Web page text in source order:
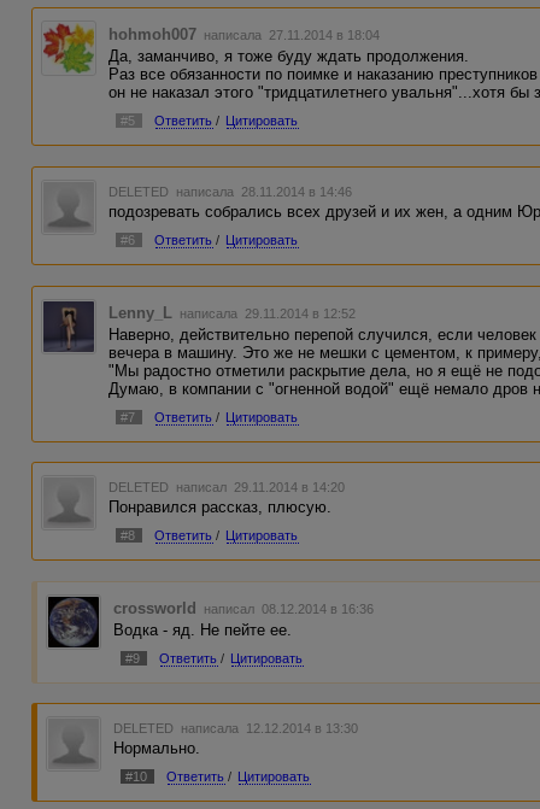
hohmoh007 написала 27.11.2014 в 18:04
Да, заманчиво, я тоже буду ждать продолжения.
Раз все обязанности по поимке и наказанию
он не наказал этого "тридцатилетнего увальня"...хотя бы
#5 Ответить / Цитировать
DELETED написала 28.11.2014 в 14:46
подозревать собрались всех друзей и их жен, а одним
#6 Ответить / Цитировать
Lenny_L написала 29.11.2014 в 12:52
Наверно, действительно перепой случился, если
вечера в машину. Это же не мешки с цементом, к
"Мы радостно отметили раскрытие дела, но я ещё не
Думаю, в компании с "огненной водой" ещё немало дров
#7 Ответить / Цитировать
DELETED написал 29.11.2014 в 14:20
Понравился рассказ, плюсую.
#8 Ответить / Цитировать
crossworld написал 08.12.2014 в 16:36
Водка - яд. Не пейте ее.
#9 Ответить / Цитировать
DELETED написала 12.12.2014 в 13:30
Нормально.
#10 Ответить / Цитировать